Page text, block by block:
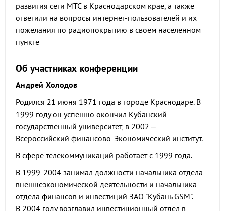
развития сети МТС в Краснодарском крае, а также
ответили на вопросы интернет-пользователей и их
пожелания по радиопокрытию в своем населенном
пункте
Об участниках конференции
Андрей Холодов
Родился 21 июня 1971 года в городе Краснодаре. В
1999 году он успешно окончил Кубанский
государственный университет, в 2002 –
Всероссийский финансово-Экономический институт.
В сфере телекоммуникаций работает с 1999 года.
В 1999-2004 занимал должности начальника отдела
внешнеэкономической деятельности и начальника
отдела финансов и инвестиций ЗАО "Кубань GSM".
В 2004 году возглавил инвестиционный отдел в